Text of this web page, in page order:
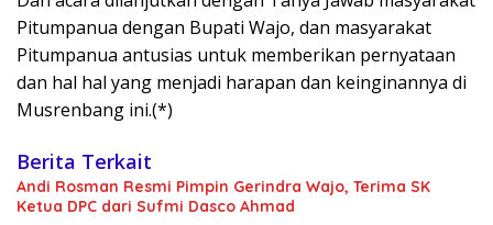
Pitumpanua dengan Bupati Wajo, dan masyarakat
Pitumpanua antusias untuk memberikan pernyataan
dan hal hal yang menjadi harapan dan keinginannya di
Musrenbang ini.(*)
Berita Terkait
Andi Rosman Resmi Pimpin Gerindra Wajo, Terima SK
Ketua DPC dari Sufmi Dasco Ahmad